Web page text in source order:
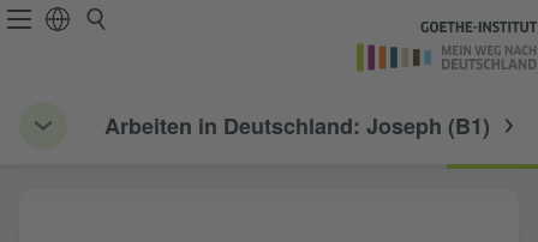
Arbeiten in Deutschland: Joseph (B1)